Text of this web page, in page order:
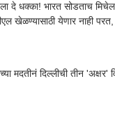
दे धक्का! भारत सोडताच मिचेल
खेळण्यासाठी येणार नाही
मदतीनं दिल्लीची तीन 'अक्षर'